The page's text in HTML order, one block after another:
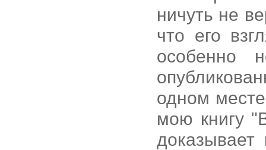
ничуть не
что его
особенно
одном
мою книгу